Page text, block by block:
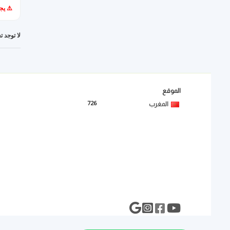
⚠️
لا توجد
الموقع
المغرب
726